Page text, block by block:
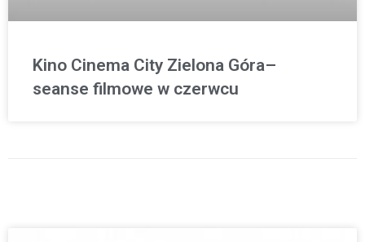
Kino Cinema City Zielona Góra–
seanse filmowe w czerwcu